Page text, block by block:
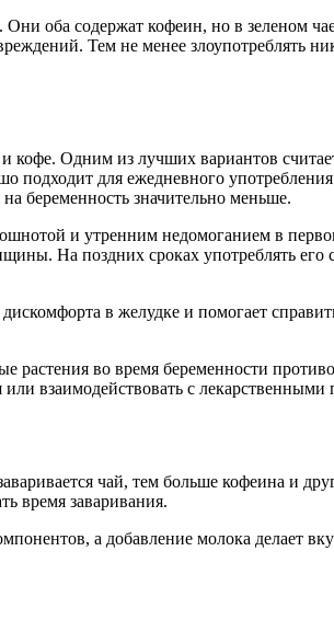
оба содержат кофеин, но в зеленом
Тем не менее злоупотреблять
кофе. Одним из лучших вариантов
подходит для ежедневного
беременность значительно меньше.
и утренним недомоганием в
На поздних сроках употреблять
в желудке и помогает
растения во время беременности
взаимодействовать с
чай, тем больше кофеина и
время заваривания.
а добавление молока делает